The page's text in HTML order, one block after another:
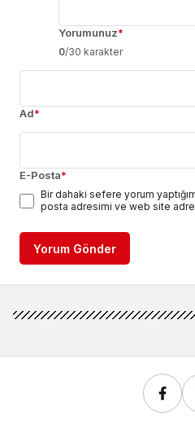
Yorumunuz*
0/30 karakter
Ad*
E-Posta*
Bir dahaki sefere yorum
posta adresimi ve web site
Yorum Gönder